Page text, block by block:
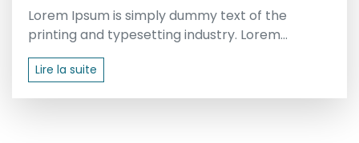
Lorem Ipsum is simply dummy text of the
printing and typesetting industry. Lorem...
Lire la suite